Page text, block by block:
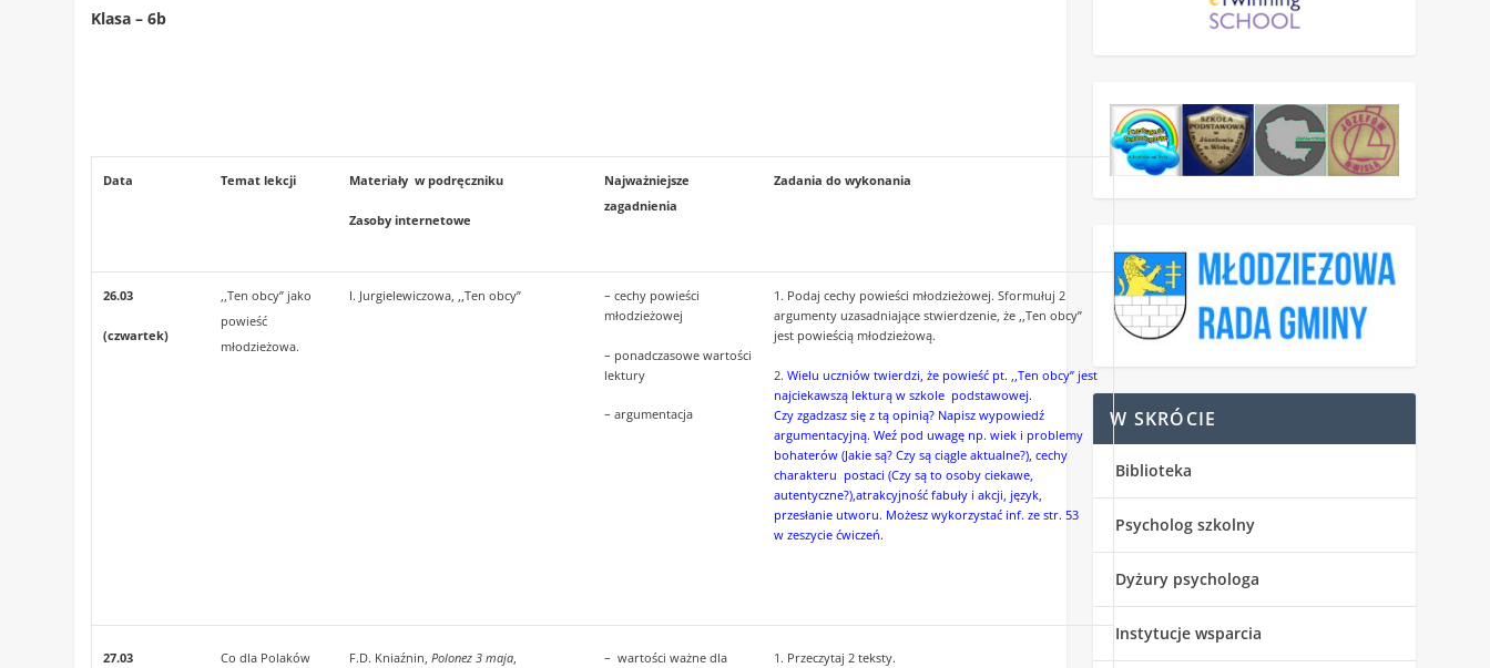
Klasa – 6b
Data Temat lekcji Materiały w podręczniku
Zasoby internetowe
Najważniejsze
zagadnienia
Zadania do wykonania
26.03
(czwartek)
,,Ten obcy” jako
powieść
młodzieżowa.
I. Jurgielewiczowa, ,,Ten obcy”
– cechy powieści
młodzieżowej
– ponadczasowe wartości
lektury
– argumentacja
1. Podaj cechy powieści młodzieżowej. Sformułuj 2
argumenty uzasadniające stwierdzenie, że ,,Ten obcy”
jest powieścią młodzieżową.
2. Wielu uczniów twierdzi, że powieść pt. ,,Ten obcy” jest
najciekawszą lekturą w szkole podstawowej.
Czy zgadzasz się z tą opinią? Napisz wypowiedź
argumentacyjną. Weź pod uwagę np. wiek i problemy
bohaterów (Jakie są? Czy są ciągle aktualne?), cechy
charakteru postaci (Czy są to osoby ciekawe,
autentyczne?),atrakcyjność fabuły i akcji, język,
przesłanie utworu. Możesz wykorzystać inf. ze str. 53
w zeszycie ćwiczeń.
27.03
Co dla Polaków
F.D. Kniaźnin, Polonez 3 maja,
– wartości ważne dla
Przeczytaj 2 teksty.
W SKRÓCIE
Biblioteka
Psycholog szkolny
Dyżury psychologa
Instytucje wsparcia